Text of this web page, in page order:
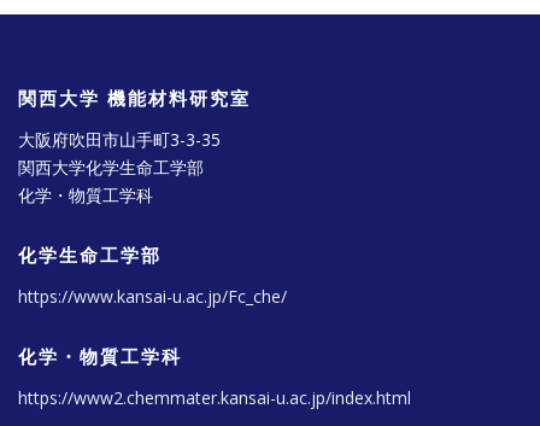
関西大学 機能材料研究室
大阪府吹田市山手町3-3-35
関西大学化学生命工学部
化学・物質工学科
化学生命工学部
https://www.kansai-u.ac.jp/Fc_che/
化学・物質工学科
https://www2.chemmater.kansai-u.ac.jp/index.html